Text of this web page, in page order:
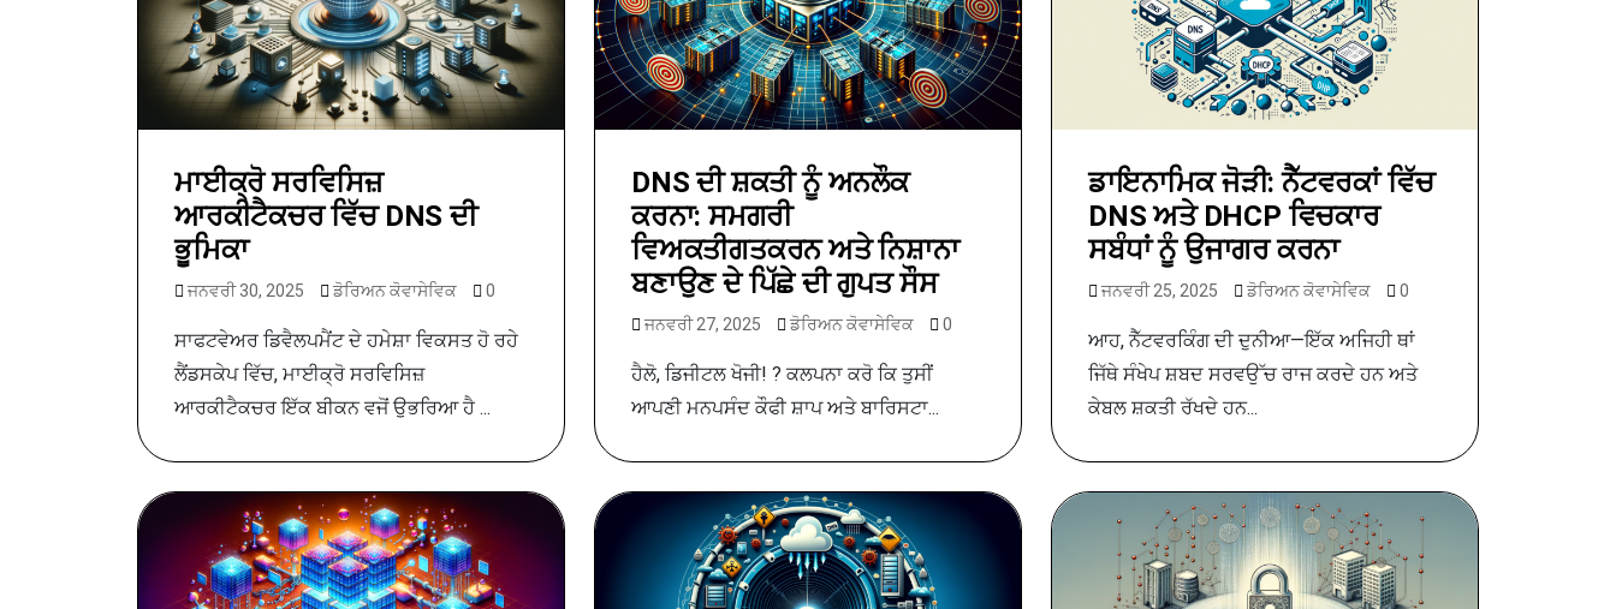
ਮਾਈਕ੍ਰੋ ਸਰਵਿਸਿਜ਼
ਆਰਕੀਟੈਕਚਰ ਵਿੱਚ DNS ਦੀ
ਭੂਮਿਕਾ
ਜਨਵਰੀ 30, 2025 ਡੋਰਿਅਨ ਕੋਵਾਸੇਵਿਕ 0
ਸਾਫਟਵੇਅਰ ਡਿਵੈਲਪਮੈਂਟ ਦੇ ਹਮੇਸ਼ਾ ਵਿਕਸਤ ਹੋ ਰਹੇ
ਲੈਂਡਸਕੇਪ ਵਿੱਚ, ਮਾਈਕ੍ਰੋ ਸਰਵਿਸਿਜ਼
ਆਰਕੀਟੈਕਚਰ ਇੱਕ ਬੀਕਨ ਵਜੋਂ ਉਭਰਿਆ ਹੈ ...
DNS ਦੀ ਸ਼ਕਤੀ ਨੂੰ ਅਨਲੌਕ
ਕਰਨਾ: ਸਮਗਰੀ
ਵਿਅਕਤੀਗਤਕਰਨ ਅਤੇ ਨਿਸ਼ਾਨਾ
ਬਣਾਉਣ ਦੇ ਪਿੱਛੇ ਦੀ ਗੁਪਤ ਸੌਸ
ਜਨਵਰੀ 27, 2025 ਡੋਰਿਅਨ ਕੋਵਾਸੇਵਿਕ 0
ਹੈਲੋ, ਡਿਜੀਟਲ ਖੋਜੀ! ? ਕਲਪਨਾ ਕਰੋ ਕਿ ਤੁਸੀਂ
ਆਪਣੀ ਮਨਪਸੰਦ ਕੌਫੀ ਸ਼ਾਪ ਅਤੇ ਬਾਰਿਸਟਾ...
ਡਾਇਨਾਮਿਕ ਜੋੜੀ: ਨੈੱਟਵਰਕਾਂ ਵਿੱਚ
DNS ਅਤੇ DHCP ਵਿਚਕਾਰ
ਸਬੰਧਾਂ ਨੂੰ ਉਜਾਗਰ ਕਰਨਾ
ਜਨਵਰੀ 25, 2025 ਡੋਰਿਅਨ ਕੋਵਾਸੇਵਿਕ 0
ਆਹ, ਨੈੱਟਵਰਕਿੰਗ ਦੀ ਦੁਨੀਆ—ਇੱਕ ਅਜਿਹੀ ਥਾਂ
ਜਿੱਥੇ ਸੰਖੇਪ ਸ਼ਬਦ ਸਰਵਉੱਚ ਰਾਜ ਕਰਦੇ ਹਨ ਅਤੇ
ਕੇਬਲ ਸ਼ਕਤੀ ਰੱਖਦੇ ਹਨ...